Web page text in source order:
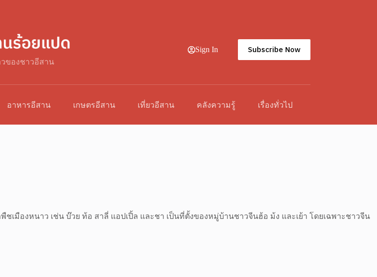
วของชาวอีสาน
Sign In Subscribe Now
อาหารอีสาน เกษตรอีสาน เที่ยวอีสาน คลังความรู้ เรื่องทั่วไป
เมืองหนาว เช่น บ๊วย ท้อ สาลี่ แอปเปิ้ล และชา เป็นที่ตั้งของหมู่บ้านชาวจีนฮ้อ ม้ง และเย้า โดยเฉพาะชาวจีน